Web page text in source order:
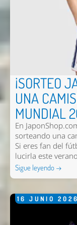
¡SORTEO
UNA
MUNDIAL
En
sorteando una
Si eres fan del
lucirla este
Sigue leyendo →
16 JUNIO 2026